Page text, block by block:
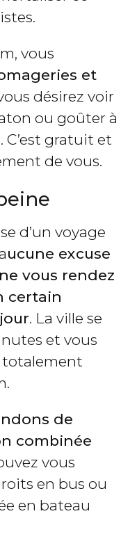
vous
et
désirez voir
ou goûter à
gratuit et
de vous.
d’un voyage
ucune excuse
vous rendez
certain
. La ville se
et vous
totalement
de
combinée
vous
en bus ou
en bateau